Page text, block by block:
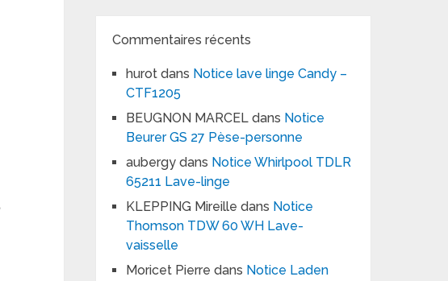
Commentaires récents
hurot dans Notice lave linge Candy –
CTF1205
BEUGNON MARCEL dans Notice
Beurer GS 27 Pèse-personne
aubergy dans Notice Whirlpool TDLR
65211 Lave-linge
KLEPPING Mireille dans Notice
Thomson TDW 60 WH Lave-
vaisselle
Moricet Pierre dans Notice Laden